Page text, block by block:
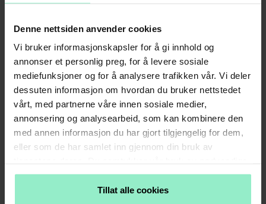
Denne nettsiden anvender cookies
Vi bruker informasjonskapsler for å gi innhold og
annonser et personlig preg, for å levere sosiale
mediefunksjoner og for å analysere trafikken vår. Vi deler
dessuten informasjon om hvordan du bruker nettstedet
vårt, med partnerne våre innen sosiale medier,
annonsering og analysearbeid, som kan kombinere den
med annen informasjon du har gjort tilgjengelig for dem,
eller som de har samlet inn gjennom din bruk av
informasjonskapsler ved å bruke nettstedet vårt.
Tillat alle cookies
immunsystemets normale funksjon.
NOK 115,-
Midlertidig utsolgt